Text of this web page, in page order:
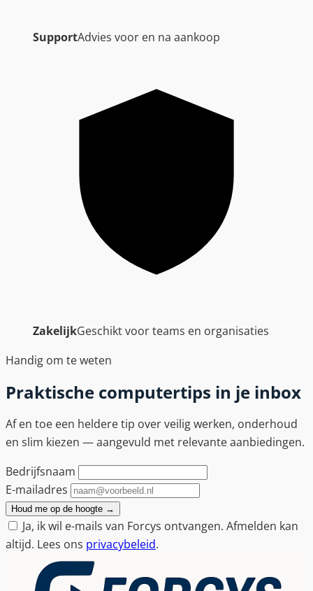
SupportAdvies voor en na aankoop
ZakelijkGeschikt voor teams en organisaties
Handig om te weten
Praktische computertips in je inbox
Af en toe een heldere tip over veilig werken, onderhoud
en slim kiezen — aangevuld met relevante aanbiedingen.
Bedrijfsnaam
E-mailadres
Houd me op de hoogte →
Ja, ik wil e-mails van Forcys ontvangen. Afmelden kan
altijd. Lees ons privacybeleid.